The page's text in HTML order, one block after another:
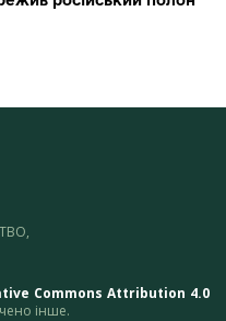
Commons Attribution 4.0
інше.